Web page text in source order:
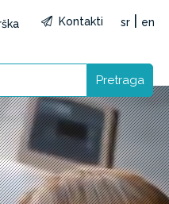
stream: HTTP
Kontakti sr en
Pretraga